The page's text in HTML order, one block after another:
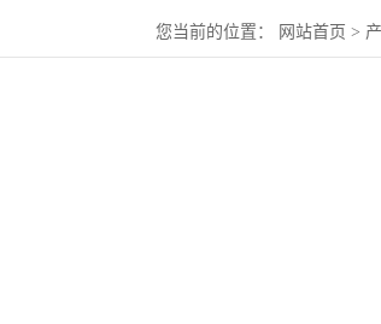
您当前的位置： 网站首页 >